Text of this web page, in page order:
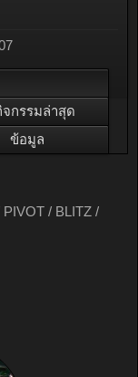
จกรรมล่าสุด
ข้อมูล
/ BLITZ /